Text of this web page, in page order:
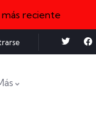
reciente